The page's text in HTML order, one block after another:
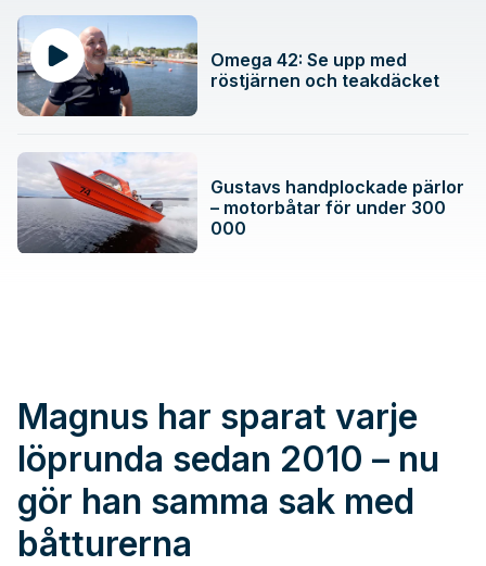
Omega 42: Se upp med
röstjärnen och teakdäcket
Gustavs handplockade pärlor
– motorbåtar för under 300
000
Magnus har sparat varje
löprunda sedan 2010 – nu
gör han samma sak med
båtturerna